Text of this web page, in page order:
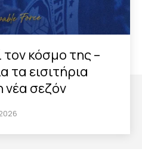
τον κόσμο της –
τα εισιτήρια
νέα σεζόν